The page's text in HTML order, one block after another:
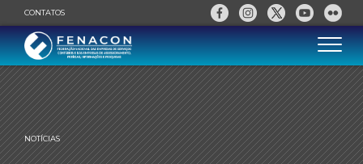
CONTATOS
NOTÍCIAS